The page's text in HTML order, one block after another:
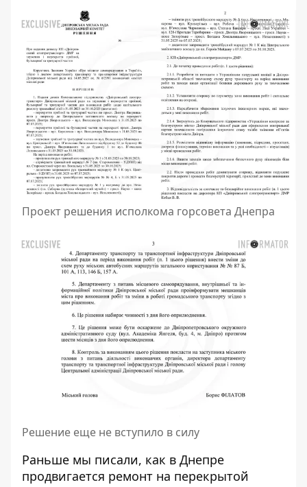
Проект решения исполкома горсовета Днепра
Решение еще не вступило в силу
Раньше мы писали, как в Днепре
продвигается ремонт на перекрытой